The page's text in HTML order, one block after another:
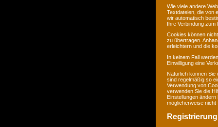
Wie viele andere
Textdateien, die von
wir automatisch
Ihre Verbindung zum
Cookies können
zu übertragen.
erleichtern und die
In keinem Fall
Einwilligung eine
Natürlich können
sind regelmäßig so
Verwendung von
verwenden Sie die
Einstellungen
möglicherweise nicht